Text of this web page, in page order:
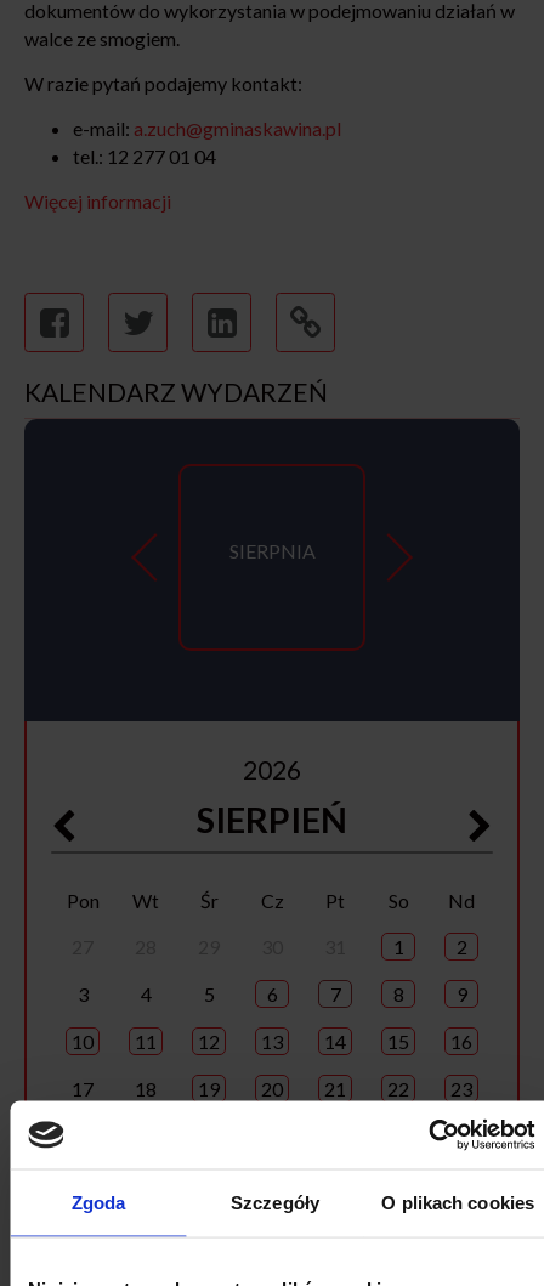
Zgoda Szczegóły O plikach cookies
dokumentów do wykorzystania w podejmowaniu działań w
walce ze smogiem.
W razie pytań podajemy kontakt:
e-mail: a.zuch@gminaskawina.pl
tel.: 12 277 01 04
Więcej informacji
KALENDARZ WYDARZEŃ
SIERPNIA
2026
SIERPIEŃ
Pon Wt Śr Cz Pt So
Nd
1 2
3 4 5 6 7 8 9
10 11 12 13 14 15 16
17 18 19 20 21 22 23
30